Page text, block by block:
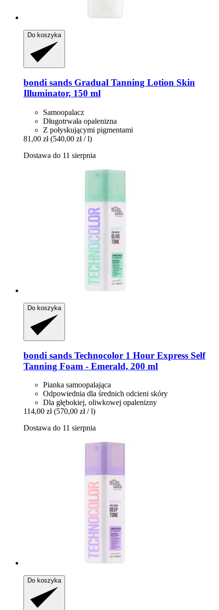
Do koszyka
bondi sands Gradual Tanning Lotion Skin
Illuminator, 150 ml
Samoopalacz
Długotrwała opalenizna
Z połyskującymi pigmentami
81,00 zł (540,00 zł / l)
Dostawa do 11 sierpnia
Do koszyka
bondi sands Technocolor 1 Hour Express Self
Tanning Foam -​ Emerald, 200 ml
Pianka samoopalająca
Odpowiednia dla średnich odcieni skóry
Dla głębokiej, oliwkowej opalenizny
114,00 zł (570,00 zł / l)
Dostawa do 11 sierpnia
Do koszyka